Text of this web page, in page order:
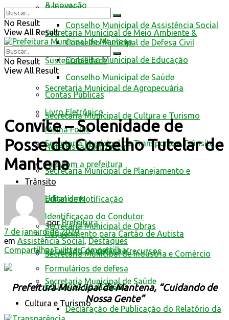
Conselhos
Conselho Municipal de Assistência Social
Conselho Municipal de Defesa Civil
Conselho Municipal de Educação
Conselho Municipal de Saúde
Contas Públicas
Livro Eletrônico
Minha Folha
Nota Fiscal Eletrônica
Fale com a prefeitura
Trânsito
Edital de Notificação
Identificacao do Condutor
Requerimento para Cartão de Autista
Resultado de defesa e recursos
Formulários de defesa
Educação no Trânsito
Cultura e Turismo
& Inovação
Secretaria Municipal de Meio Ambiente &
Sustentabilidade
Secretaria Municipal de Agropecuária
Secretaria Municipal de Cultura e Turismo
Secretaria Municipal de Transporte e Trânsito
Secretaria Municipal de Planejamento e
Urbanismo
Secretaria Municipal de Obras
Secretaria Municipal de Indústria e Comércio
Secretaria Municipal de Saúde
Declaração de Publicação do Relatório da
No Result
View All Result
No Result
View All Result
Convite – Solenidade de
Posse do Conselho Tutelar de
Mantena
por Prefeitura
7 de janeiro de 2020
em Assistência Social,Destaques
CompartilharTwittarCompartilhar
Prefeitura Municipal de Mantena, “Cuidando de
Nossa Gente”